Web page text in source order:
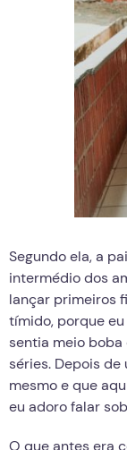
Segundo ela, a
intermédio dos
lançar primeiros
tímido, porque
sentia meio boba
séries. Depois
mesmo e que
eu adoro falar